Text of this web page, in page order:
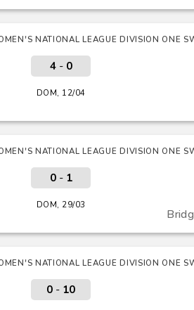
NATIONAL LEAGUE DIVISION ONE
4- 0
DOM, 12/04
NATIONAL LEAGUE DIVISION ONE
0- 1
DOM, 29/03
NATIONAL LEAGUE DIVISION ONE
0 - 10